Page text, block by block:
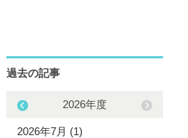
過去の記事
2026年度
2026年7月 (1)